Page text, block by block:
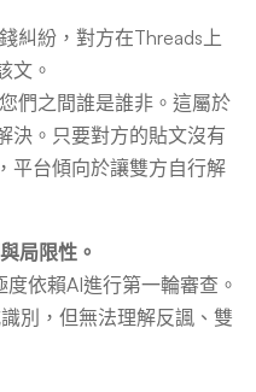
糾紛，對方在Threads上
文。
們之間誰是誰非。這屬於
決。只要對方的貼文沒有
平台傾向於讓雙方自行解
局限性。
依賴AI進行第一輪審查。
別，但無法理解反諷、雙